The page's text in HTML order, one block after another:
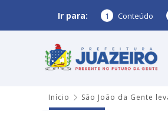
Ir para: 1 Conteúdo
Início São João da Gente